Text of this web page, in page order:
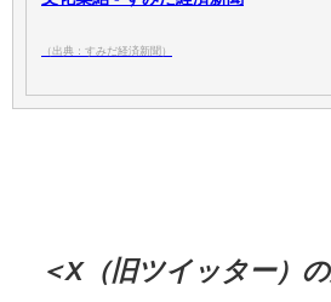
（出典：すみだ経済新聞）
＜X（旧ツイッター）